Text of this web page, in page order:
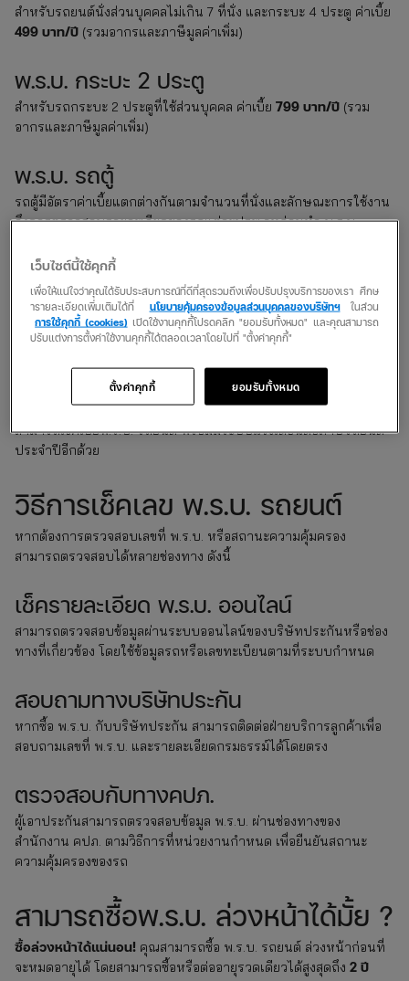
สำหรับรถยนต์นั่งส่วนบุคคลไม่เกิน 7 ที่นั่ง และกระบะ 4 ประตู ค่าเบี้ย
499 บาท/ปี (รวมอากรและภาษีมูลค่าเพิ่ม)
พ.ร.บ. กระบะ 2 ประตู
สำหรับรถกระบะ 2 ประตูที่ใช้ส่วนบุคคล ค่าเบี้ย 799 บาท/ปี (รวม
อากรและภาษีมูลค่าเพิ่ม)
พ.ร.บ. รถตู้
รถตู้มีอัตราค่าเบี้ยแตกต่างกันตามจำนวนที่นั่งและลักษณะการใช้งาน
จึงควรตรวจสอบรายละเอียดของรถแต่ละประเภทก่อนทำ พ.ร.บ.
สามารถซื้อพ.ร.บ. ล่วงหน้าได้มั้ย ?
สามารถซื้อล่วงหน้าได้ โดยinsurverseรองรับการซื้อ พ.ร.บ. ล่วงหน้า
เพื่อให้คุณวางแผนต่ออายุได้สะดวก ไม่ต้องกังวลว่าจะลืมต่อ นอกจากนี้
ยังสามารถเลือกต่อ พ.ร.บ. ได้สูงสุด
2 ปีในครั้งเดียว
กำหนด ช่วยประหยัดเวลาและเพิ่มความต่อเนื่องของความคุ้มครอง
ช่วยให้ไม่ต้องกังวลเรื่องการขาดความคุ้มครองหรือการลืมต่ออายุ
สามารถเช็คเบี้ยพ.ร.บ. รถยนต์ พร้อมมีระบบแจ้งเตือนต่อภาษีรถยนต์
ประจำปีอีกด้วย
วิธีการเช็คเลข พ.ร.บ. รถยนต์
หากต้องการตรวจสอบเลขที่ พ.ร.บ. หรือสถานะความคุ้มครอง
สามารถตรวจสอบได้หลายช่องทาง ดังนี้
เช็ครายละเอียด พ.ร.บ. ออนไลน์
สามารถตรวจสอบข้อมูลผ่านระบบออนไลน์ของบริษัทประกันหรือช่อง
ทางที่เกี่ยวข้อง โดยใช้ข้อมูลรถหรือเลขทะเบียนตามที่ระบบกำหนด
สอบถามทางบริษัทประกัน
หากซื้อ พ.ร.บ. กับบริษัทประกัน สามารถติดต่อฝ่ายบริการลูกค้าเพื่อ
สอบถามเลขที่ พ.ร.บ. และรายละเอียดกรมธรรม์ได้โดยตรง
ตรวจสอบกับทางคปภ.
ผู้เอาประกันสามารถตรวจสอบข้อมูล พ.ร.บ. ผ่านช่องทางของ
สำนักงาน คปภ. ตามวิธีการที่หน่วยงานกำหนด เพื่อยืนยันสถานะ
ความคุ้มครองของรถ
สามารถซื้อพ.ร.บ. ล่วงหน้าได้มั้ย ?
ซื้อล่วงหน้าได้แน่นอน! คุณสามารถซื้อ พ.ร.บ. รถยนต์ ล่วงหน้าก่อนที่
จะหมดอายุได้ โดยสามารถซื้อหรือต่ออายุรวดเดียวได้สูงสุดถึง 2 ปี
เว็บไซต์นี้ใช้คุกกี้
เพื่อให้แน่ใจว่าคุณได้รับประสบการณ์ที่ดีที่สุดรวมถึงเพื่อปรับปรุงบริการของเรา ศึกษ
ารายละเอียดเพิ่มเติมได้ที่
นโยบายคุ้มครองข้อมูลส่วนบุคคลของบริษัทฯในส่วน
การใช้คุกกี้ (cookies) เปิดใช้งานคุกกี้โปรดคลิก "ยอมรับทั้งหมด" และคุณสามารถ
ปรับแต่งการตั้งค่าใช้งานคุกกี้ได้ตลอดเวลาโดยไปที่ "ตั้งค่าคุกกี้"
ยอมรับทั้งหมด
ตั้งค่าคุกกี้